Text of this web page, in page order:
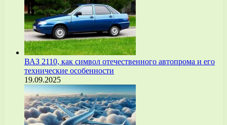
ВАЗ 2110, как символ отечественного автопрома и его
технические особенности
19.09.2025